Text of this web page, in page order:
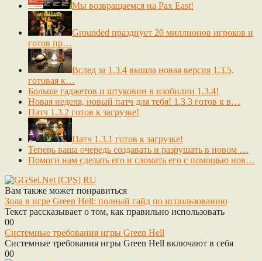
Мы возвращаемся на Pax East!
Grounded празднует 20 миллионов игроков и
готов пр…
Вслед за 1.3.4 вышла новая версия 1.3.5,
готовая к…
Больше гаджетов и штуковин в изобилии 1.3.4!
Новая неделя, новый патч для тебя! 1.3.3 готов к в…
Патч 1.3.2 готов к загрузке!
Патч 1.3.1 готов к загрузке!
Теперь ваша очередь создавать и разрушать в новом …
Помоги нам сделать его и сломать его с помощью нов…
Вам также может понравиться
Зола в игре Green Hell: полный гайд по использованию
Текст рассказывает о том, как правильно использовать
00
Системные требования игры Green Hell
Системные требования игры Green Hell включают в себя
00